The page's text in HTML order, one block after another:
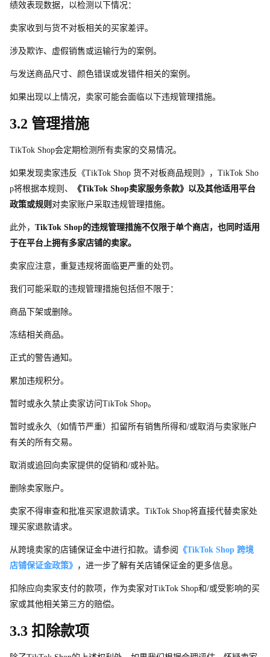
绩效表现数据，以检测以下情况：
卖家收到与货不对板相关的买家差评。
涉及欺诈、虚假销售或运输行为的案例。
与发送商品尺寸、颜色错误或发错件相关的案例。
如果出现以上情况，卖家可能会面临以下违规管理措施。
3.2 管理措施
TikTok Shop会定期检测所有卖家的交易情况。
如果发现卖家违反《TikTok Shop 货不对板商品规则》，TikTok Sho
p将根据本规则、 《TikTok Shop卖家服务条款》以及其他适用平台
政策或规则 对卖家账户采取违规管理措施。
此外， TikTok Shop的违规管理措施不仅限于单个商店，也同时适用
于在平台上拥有多家店铺的卖家。
卖家应注意，重复违规将面临更严重的处罚。
我们可能采取的违规管理措施包括但不限于：
商品下架或删除。
冻结相关商品。
正式的警告通知。
累加违规积分。
暂时或永久禁止卖家访问 TikTok Shop。
暂时或永久（如情节严重）扣留所有销售所得和/或取消与卖家账户
有关的所有交易。
取消或追回向卖家提供的促销和/或补贴。
删除卖家账户。
卖家不得审查和批准买家退款请求。TikTok Shop将直接代替卖家处
理买家退款请求。
从跨境卖家的店铺保证金中进行扣款。请参阅
《TikTok Shop 跨境
店铺保证金政策》 ，进一步了解有关店铺保证金的更多信息。
扣除应向卖家支付的款项，作为卖家对TikTok Shop和/或受影响的买
家或其他相关第三方的赔偿。
3.3 扣除款项